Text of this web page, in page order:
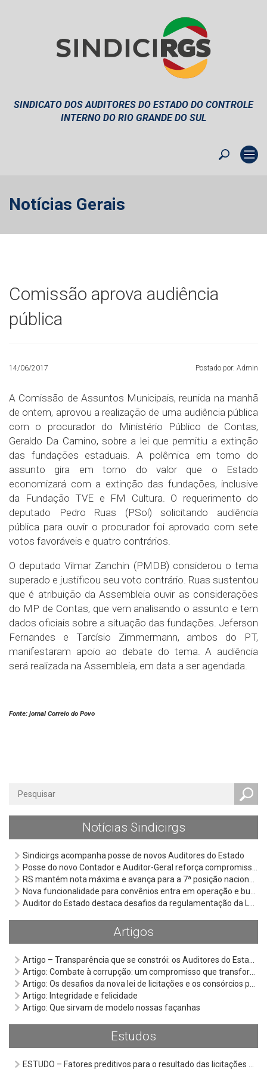
SINDICATO DOS AUDITORES DO ESTADO DO CONTROLE
INTERNO DO RIO GRANDE DO SUL
Notícias Gerais
Comissão aprova audiência
pública
14/06/2017 Postado por: Admin
A Comissão de Assuntos Municipais, reunida na manhã
de ontem, aprovou a realização de uma audiência pública
com o procurador do Ministério Público de Contas,
Geraldo Da Camino, sobre a lei que permitiu a extinção
das fundações estaduais. A polêmica em torno do
assunto gira em torno do valor que o Estado
economizará com a extinção das fundações, inclusive
da Fundação TVE e FM Cultura. O requerimento do
deputado Pedro Ruas (PSol) solicitando audiência
pública para ouvir o procurador foi aprovado com sete
votos favoráveis e quatro contrários.
O deputado Vilmar Zanchin (PMDB) considerou o tema
superado e justificou seu voto contrário. Ruas sustentou
que é atribuição da Assembleia ouvir as considerações
do MP de Contas, que vem analisando o assunto e tem
dados oficiais sobre a situação das fundações. Jeferson
Fernandes e Tarcísio Zimmermann, ambos do PT,
manifestaram apoio ao debate do tema. A audiência
será realizada na Assembleia, em data a ser agendada.
Fonte: jornal Correio do Povo
Notícias Sindicirgs
Sindicirgs acompanha posse de novos Auditores do Estado
Posse do novo Contador e Auditor-Geral reforça compromisso da Cage com a qualificação técnica e o fortalecimento da gestão pública
RS mantém nota máxima e avança para a 7ª posição nacional em ranking da qualidade da informação contábil e fiscal
Nova funcionalidade para convênios entra em operação e busca qualificar gestão de recursos públicos
Auditor do Estado destaca desafios da regulamentação da Lei Anticorrupção em seminário do Ministério Público
Artigos
Artigo – Transparência que se constrói: os Auditores do Estado e o Selo Diamante
Artigo: Combate à corrupção: um compromisso que transforma a sociedade
Artigo: Os desafios da nova lei de licitações e os consórcios públicos
Artigo: Integridade e felicidade
Artigo: Que sirvam de modelo nossas façanhas
Estudos
ESTUDO – Fatores preditivos para o resultado das licitações de serviço terceirizado de assistência domiciliar do Rio Grande do Sul